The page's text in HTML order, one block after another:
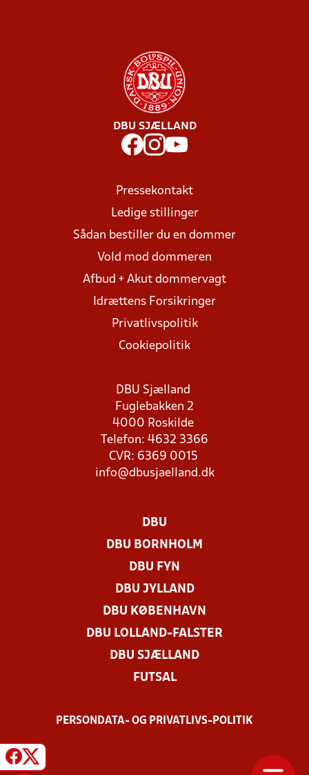
DBU SJÆLLAND
Pressekontakt
Ledige stillinger
Sådan bestiller du en dommer
Vold mod dommeren
Afbud + Akut dommervagt
Idrættens Forsikringer
Privatlivspolitik
Cookiepolitik
DBU Sjælland
Fuglebakken 2
4000 Roskilde
Telefon: 4632 3366
CVR: 6369 0015
info@dbusjaelland.dk
DBU
DBU BORNHOLM
DBU FYN
DBU JYLLAND
DBU KØBENHAVN
DBU LOLLAND-FALSTER
DBU SJÆLLAND
FUTSAL
PERSONDATA- OG PRIVATLIVS-POLITIK